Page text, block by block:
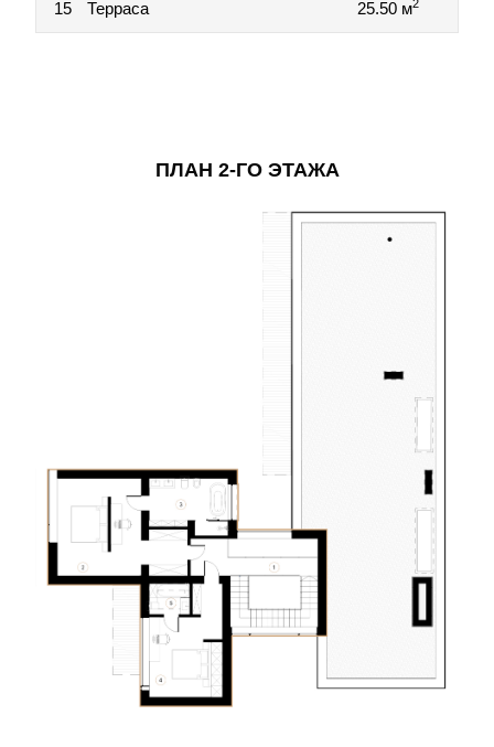
15 Терраса 25.50 м2
ПЛАН 2-ГО ЭТАЖА